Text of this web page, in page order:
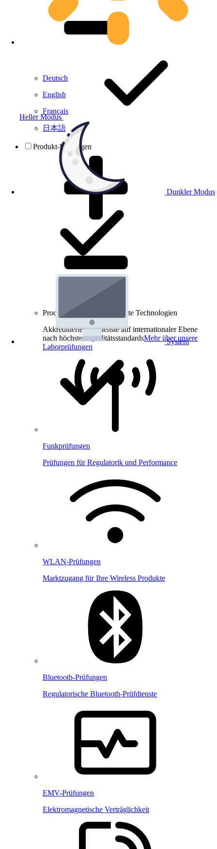
Heller Modus
Dunkler Modus
System
Deutsch
English
Français
日本語
Produkt-Prüfungen
Produkt-Prüfungen für smarte Technologien
Akkreditierte Prüfdienste auf internationaler Ebene
nach höchsten QualitätsstandardsMehr über unsere
Laborprüfungen
Funkprüfungen
Prüfungen für Regulatorik und Performance
WLAN-Prüfungen
Marktzugang für Ihre Wireless Produkte
Bluetooth-Prüfungen
Regulatorische Bluetooth-Prüfdienste
EMV-Prüfungen
Elektromagnetische Verträglichkeit